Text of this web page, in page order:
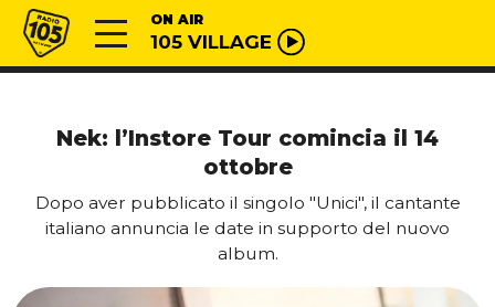
Vai al contenuto
Radio 105 ON AIR
105 VILLAGE
Nek: l’Instore Tour comincia il 14
ottobre
Dopo aver pubblicato il singolo "Unici", il cantante
italiano annuncia le date in supporto del nuovo
album.